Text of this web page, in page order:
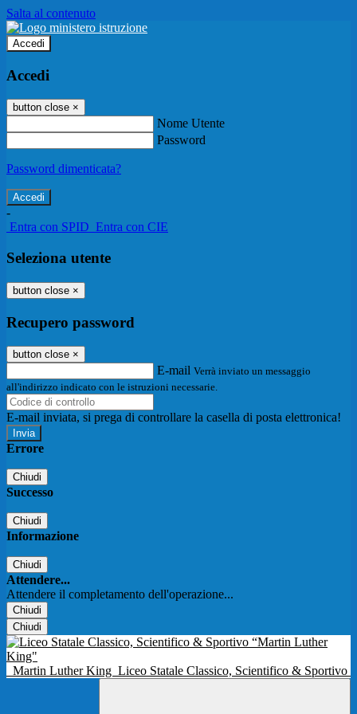
Salta al contenuto
Accedi
Accedi
button close ×
Nome Utente
Password
Password dimenticata?
-
Entra con SPID Entra con CIE
Seleziona utente
button close ×
Recupero password
button close ×
E-mail Verrà inviato un messaggio
all'indirizzo indicato con le istruzioni necessarie.
E-mail inviata, si prega di controllare la casella di posta elettronica!
Errore
Chiudi
Successo
Chiudi
Informazione
Chiudi
Attendere...
Attendere il completamento dell'operazione...
Chiudi
Chiudi
Martin Luther King Liceo Statale Classico, Scientifico & Sportivo